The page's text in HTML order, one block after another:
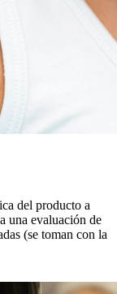
del producto a
una evaluación de
(se toman con la